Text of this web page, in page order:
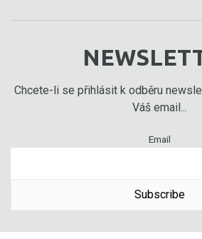
Chcete-li se přihlásit k odběru
Váš email...
Email
Subscribe